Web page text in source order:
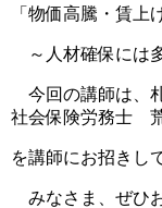
「物価高騰・賃上
～人材確保には
今回の講師は、
社会保険労務士
を講師にお招きし
みなさま、ぜひ